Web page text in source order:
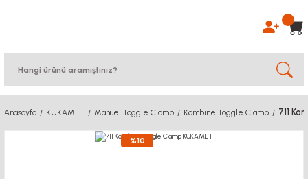
Anasayfa KUKAMET Manuel Toggle Clamp Kombine Toggle Clamp 711
%10